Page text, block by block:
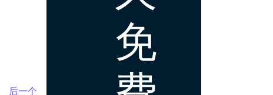
后一个
免